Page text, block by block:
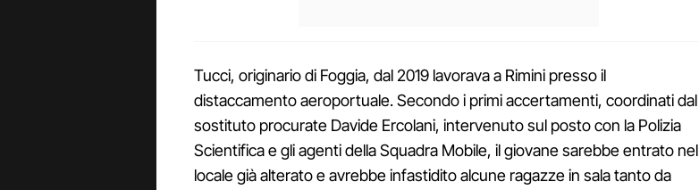
Tucci, originario di Foggia, dal 2019 lavorava a Rimini presso il
distaccamento aeroportuale. Secondo i primi accertamenti, coordinati dal
sostituto procurate Davide Ercolani, intervenuto sul posto con la Polizia
Scientifica e gli agenti della Squadra Mobile, il giovane sarebbe entrato nel
locale già alterato e avrebbe infastidito alcune ragazze in sala tanto da